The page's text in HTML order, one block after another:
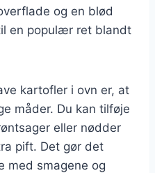
og en blød
en populær ret blandt
kartofler i ovn er, at
måder. Du kan tilføje
eller nødder
pift. Det gør det
med smagene og